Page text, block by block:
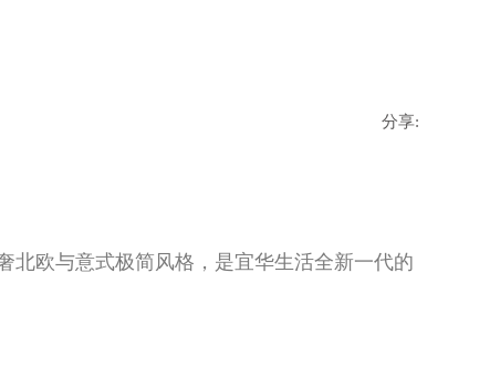
分享:
北欧与意式极简风格，是宜华生活全新一代的